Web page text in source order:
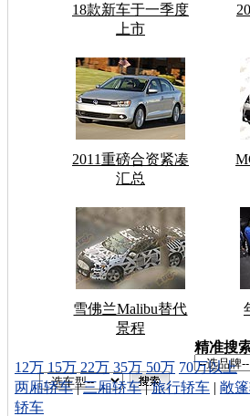
18款新车于一季度
上市
2011重磅合资紧凑
汇总
雪佛兰Malibu替代
景程
车型搜索
精准搜
12万 15万 22万 35万 50万 70万以上
两厢轿车|三厢轿车|旅行轿车 | 敞
轿车